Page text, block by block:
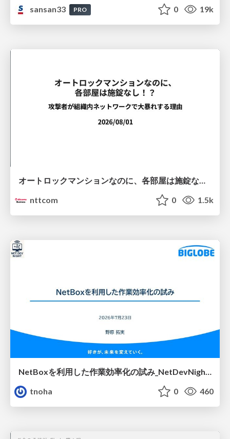
sansan33
PRO 0 19k
オートロックマンションなのに、各部屋は施錠なし！？ 攻撃者が組織内ネットワークで大暴れする理由 / The Front Door Is Locked, but the Rooms Are Wide Open: Why Attackers Move Freely Inside Enterprise Networks
nttcom
0 1.5k
tnoha
0 460